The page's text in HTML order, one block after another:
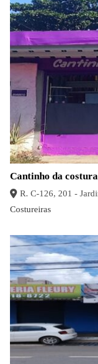
Cantinho da costura
Costureiras